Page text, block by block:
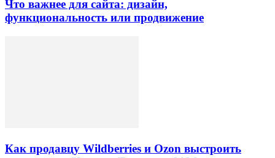
Что важнее для сайта: дизайн,
функциональность или продвижение
Как продавцу Wildberries и Ozon выстроить